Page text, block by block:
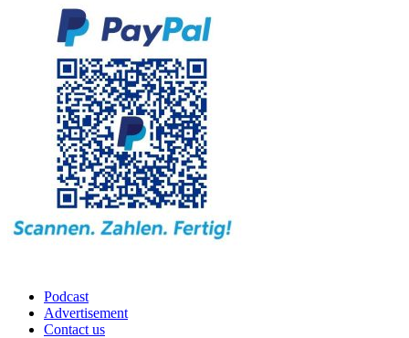
Podcast
Advertisement
Contact us